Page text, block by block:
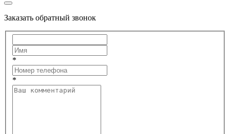
Заказать обратный звонок
*
*